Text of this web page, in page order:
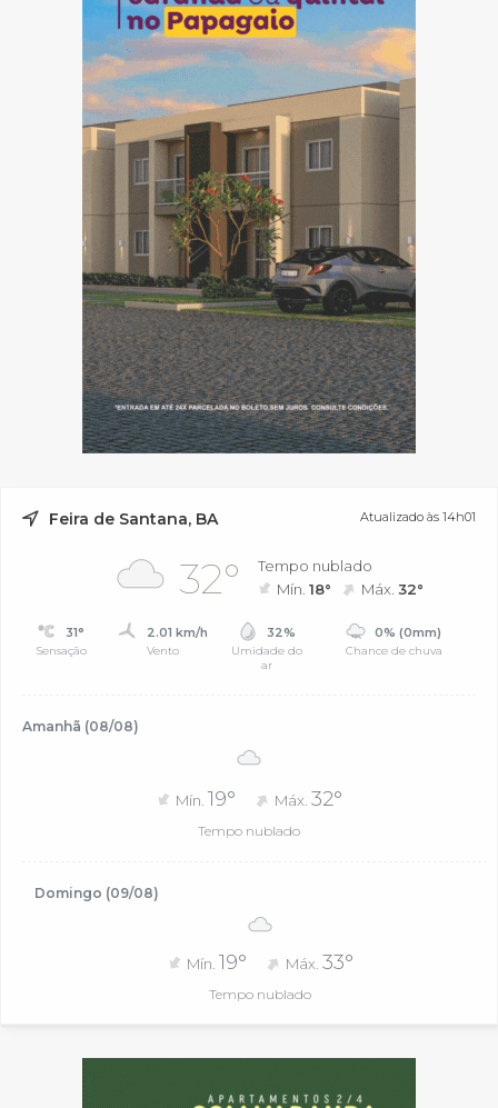
Feira de Santana, BA Atualizado às 14h01
32°
Tempo nublado
Mín.18° Máx.32°
31°
Sensação
2.01 km/h
Vento
32%
Umidade do
ar
0% (0mm)
Chance de chuva
Amanhã (08/08)
Mín. 19° Máx. 32°
Tempo nublado
Domingo (09/08)
Mín. 19° Máx. 33°
Tempo nublado